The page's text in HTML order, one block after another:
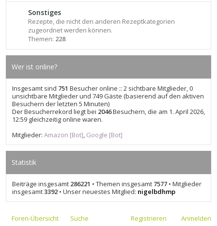
Sonstiges
Rezepte, die nicht den anderen Rezeptkategorien
zugeordnet werden können.
Themen: 228
Wer ist online?
Insgesamt sind 751 Besucher online :: 2 sichtbare Mitglieder, 0
unsichtbare Mitglieder und 749 Gäste (basierend auf den aktiven
Besuchern der letzten 5 Minuten)
Der Besucherrekord liegt bei 2046Besuchern, die am 1. April 2026,
12:59 gleichzeitig online waren.
Mitglieder: Amazon [Bot], Google [Bot]
Statistik
Beiträge insgesamt 286221 • Themen insgesamt 7577 • Mitglieder
insgesamt3392 • Unser neuestes Mitglied: nigelbdhmp
Foren-Übersicht Suche Anmelden
Registrieren